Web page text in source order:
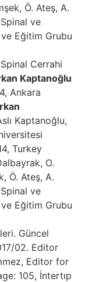
Ö. Ateş, A.
ve
Eğitim Grubu
Cerrahi
Kaptanoğlu
Ankara
Kaptanoğlu,
Turkey
O.
Ö. Ateş, A.
ve
Eğitim Grubu
Güncel
02. Editor
Editor for
105, İntertıp